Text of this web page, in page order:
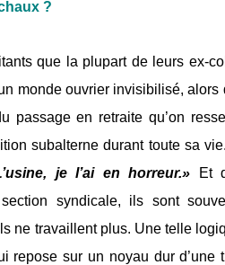
?
que la plupart de leurs ex-
monde ouvrier invisibilisé, alors
passage en retraite qu’on
subalterne durant toute sa
je l’ai en horreur.» Et
syndicale, ils sont
ne travaillent plus. Une telle
repose sur un noyau dur